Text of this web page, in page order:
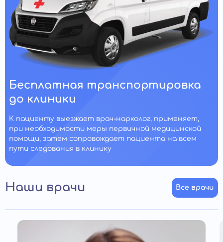
Бесплатная транспортировка
до клиники
К пациенту выезжает врач-нарколог, применяет,
при необходимости меры первичной медицинской
помощи, затем сопровождает пациента на всем
пути следования в клинику
Наши врачи Все врачи